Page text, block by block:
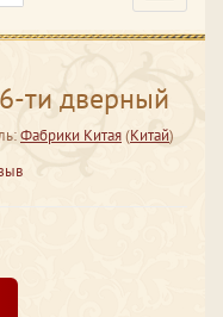
ти дверный
Фабрики Китая(Китай)